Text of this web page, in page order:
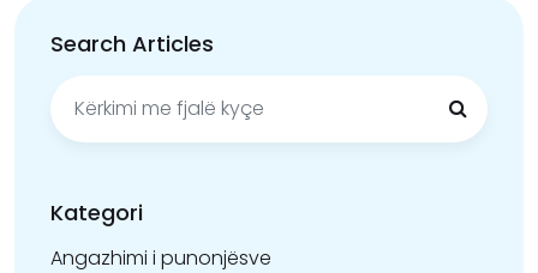
Search Articles
Kërko
për:
Kategori
Angazhimi i punonjësve